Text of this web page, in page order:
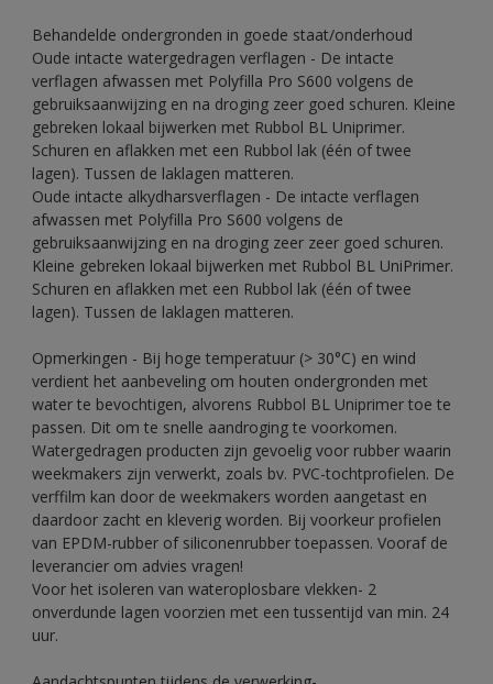
Behandelde ondergronden in goede staat/onderhoud
Oude intacte watergedragen verflagen - De intacte
verflagen afwassen met Polyfilla Pro S600 volgens de
gebruiksaanwijzing en na droging zeer goed schuren. Kleine
gebreken lokaal bijwerken met Rubbol BL Uniprimer.
Schuren en aflakken met een Rubbol lak (één of twee
lagen). Tussen de laklagen matteren.
Oude intacte alkydharsverflagen - De intacte verflagen
afwassen met Polyfilla Pro S600 volgens de
gebruiksaanwijzing en na droging zeer zeer goed schuren.
Kleine gebreken lokaal bijwerken met Rubbol BL UniPrimer.
Schuren en aflakken met een Rubbol lak (één of twee
lagen). Tussen de laklagen matteren.
Opmerkingen - Bij hoge temperatuur (> 30°C) en wind
verdient het aanbeveling om houten ondergronden met
water te bevochtigen, alvorens Rubbol BL Uniprimer toe te
passen. Dit om te snelle aandroging te voorkomen.
Watergedragen producten zijn gevoelig voor rubber waarin
weekmakers zijn verwerkt, zoals bv. PVC-tochtprofielen. De
verffilm kan door de weekmakers worden aangetast en
daardoor zacht en kleverig worden. Bij voorkeur profielen
van EPDM-rubber of siliconenrubber toepassen. Vooraf de
leverancier om advies vragen!
Voor het isoleren van wateroplosbare vlekken- 2
onverdunde lagen voorzien met een tussentijd van min. 24
uur.